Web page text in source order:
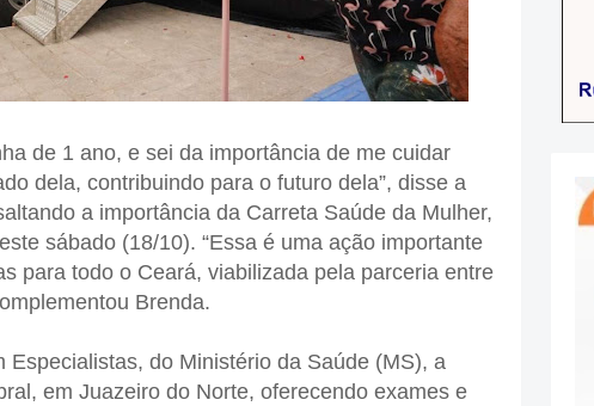
de 1 ano, e sei da importância de me cuidar
dela, contribuindo para o futuro dela”, disse a
a importância da Carreta Saúde da Mulher,
sábado (18/10). “Essa é uma ação importante
para todo o Ceará, viabilizada pela parceria entre
Brenda.
Especialistas, do Ministério da Saúde (MS), a
em Juazeiro do Norte, oferecendo exames e